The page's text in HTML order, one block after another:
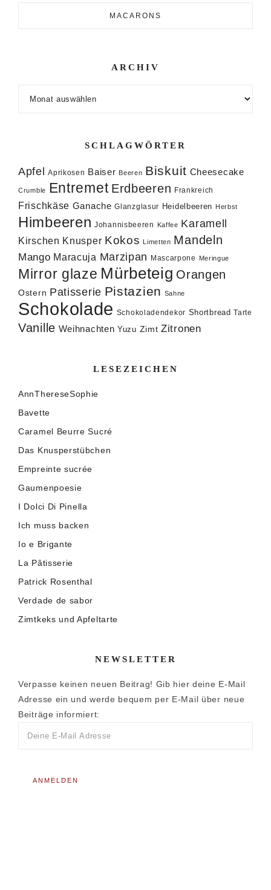
MACARONS
ARCHIV
SCHLAGWÖRTER
Apfel Aprikosen Baiser Beeren Biskuit Cheesecake
Crumble Entremet Erdbeeren Frankreich
Frischkäse Ganache Glanzglasur Heidelbeeren Herbst
Himbeeren Johannisbeeren Kaffee Karamell
Kirschen Knusper Kokos Limetten Mandeln
Mango Maracuja Marzipan Mascarpone Meringue
Mirror glaze Mürbeteig Orangen
Ostern Patisserie Pistazien Sahne
Schokolade Schokoladendekor Shortbread Tarte
Vanille Weihnachten Yuzu Zimt Zitronen
LESEZEICHEN
AnnThereseSophie
Bavette
Caramel Beurre Sucré
Das Knusperstübchen
Empreinte sucrée
Gaumenpoesie
I Dolci Di Pinella
Ich muss backen
Io e Brigante
La Pâtisserie
Patrick Rosenthal
Verdade de sabor
Zimtkeks und Apfeltarte
NEWSLETTER
Verpasse keinen neuen Beitrag! Gib hier deine E-Mail
Adresse ein und werde bequem per E-Mail über neue
Beiträge informiert: